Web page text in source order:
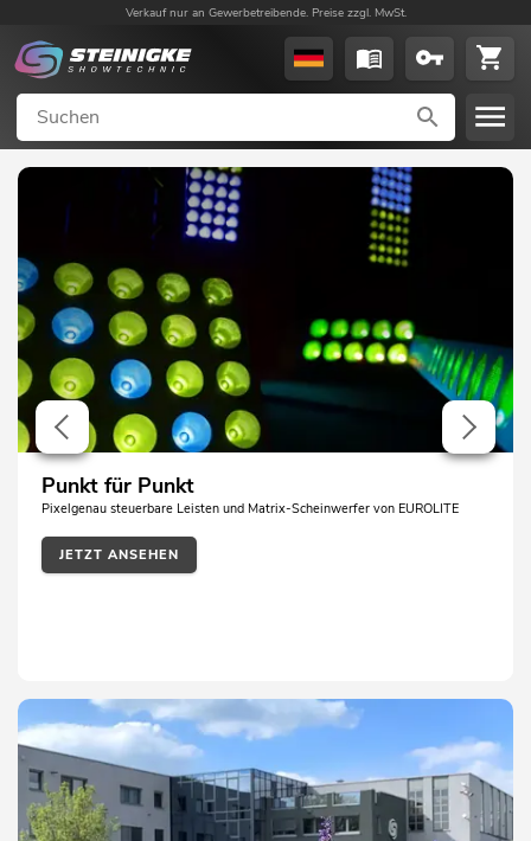
Verkauf nur an Gewerbetreibende. Preise zzgl. MwSt.
Punkt für Punkt
Pixelgenau steuerbare Leisten und Matrix-Scheinwerfer von EUROLITE
JETZT ANSEHEN